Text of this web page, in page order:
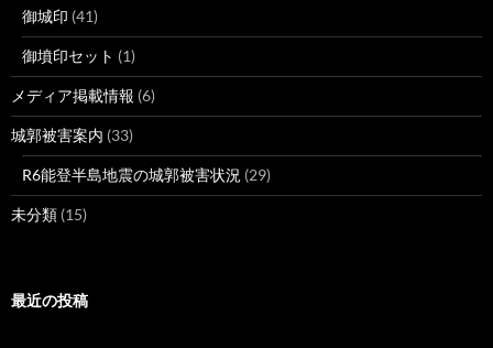
御城印 (41)
御墳印セット (1)
メディア掲載情報 (6)
城郭被害案内 (33)
R6能登半島地震の城郭被害状況 (29)
未分類 (15)
最近の投稿